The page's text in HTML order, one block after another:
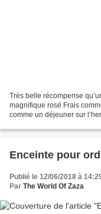
Très belle récompense
magnifique rosé Frais
comme un déjeuner sur
Enceinte pour
Publié le 12/06/2018 à
Par The World Of Zaza